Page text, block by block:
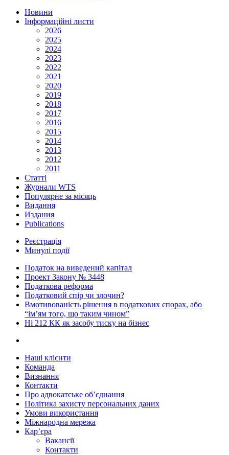
Новини
Інформаційні листи
2026
2025
2024
2023
2022
2021
2020
2019
2018
2017
2016
2015
2014
2013
2012
2011
Статті
Журнали WTS
Популярне за місяць
Видання
Издания
Publications
Реєстрація
Минулі події
Податок на виведений капітал
Проект Закону № 3448
Податкова реформа
Податковий спір чи злочин?
Вмотивованість рішення в податкових спорах, або
“ім’ям того, що таким чином”
Ні 212 КК як засобу тиску на бізнес
Наші клієнти
Команда
Визнання
Контакти
Про адвокатське об’єднання
Політика захисту персональних даних
Умови використання
Міжнародна мережа
Кар’єра
Вакансії
Контакти